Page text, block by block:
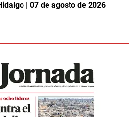
| 07 de agosto de 2026